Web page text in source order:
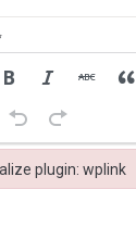
plugin: wplink
plugin: wplink